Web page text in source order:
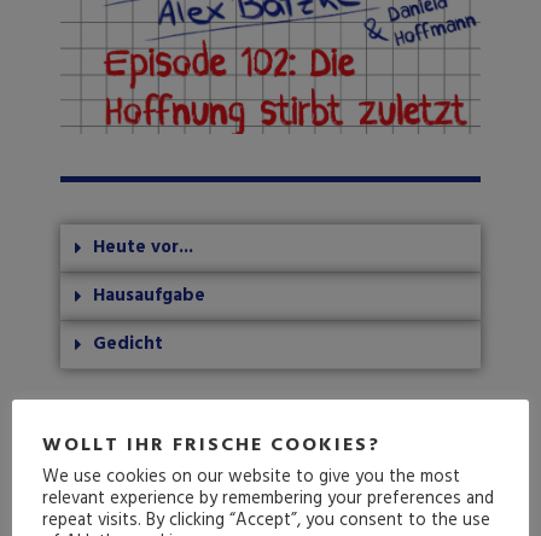
Heute vor...
Hausaufgabe
Gedicht
Wie hat dir diese Folge gefallen?
WOLLT IHR FRISCHE COOKIES?
We use cookies on our website to give you the most
relevant experience by remembering your preferences and
repeat visits. By clicking “Accept”, you consent to the use